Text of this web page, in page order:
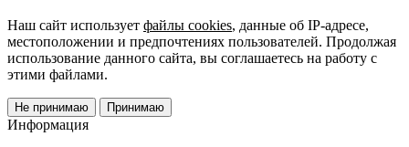
Наш сайт использует файлы cookies, данные об IP-адресе,
местоположении и предпочтениях пользователей. Продолжая
использование данного сайта, вы соглашаетесь на работу с
этими файлами.
Не принимаю Принимаю
Информация